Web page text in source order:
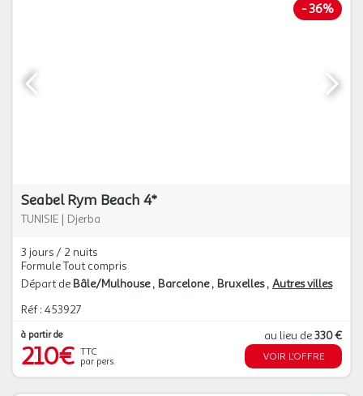
-36%
Seabel Rym Beach 4*
TUNISIE | Djerba
3 jours / 2 nuits
Formule Tout compris
Départ de Bâle/Mulhouse Barcelone Bruxelles Autres villes
Réf : 453927
à partir de
210€ TTC
par pers.
au lieu de330 €
VOIR L'OFFRE